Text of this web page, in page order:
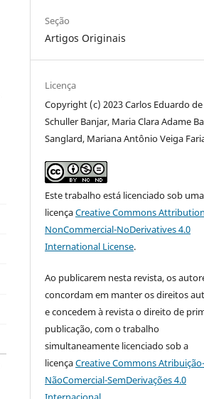
Seção
Artigos Originais
Licença
Copyright (c) 2023 Carlos Eduardo de
Schuller Banjar, Maria Clara Adame
Sanglard, Mariana Antônio Veiga
Este trabalho está licenciado sob uma
licençaCreative Commons
NonCommercial-NoDerivatives 4.0
International License.
Ao publicarem nesta revista, os
concordam em manter os direitos
e concedem à revista o direito de
publicação, com o trabalho
simultaneamente licenciado sob a
licençaCreative Commons Atribuição-
NãoComercial-SemDerivações 4.0